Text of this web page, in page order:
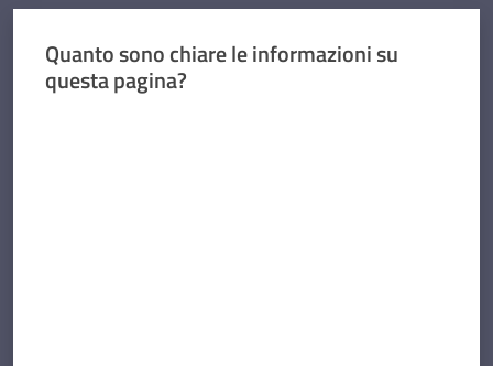
Quanto sono chiare le informazioni su
questa pagina?